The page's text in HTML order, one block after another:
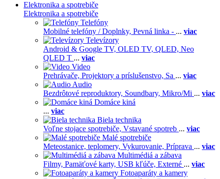
Elektronika a spotrebiče
Elektronika a spotrebiče
Telefóny
Mobilné telefóny / Doplnky, Pevná linka - ... viac
Televízory
Android & Google TV, OLED TV, QLED, Neo
QLED T ... viac
Video
Prehrávače, Projektory a príslušenstvo, Sa ... viac
Audio
Bezdrôtové reproduktory, Soundbary, Mikro/Mi ... viac
Domáce kiná
... viac
Biela technika
Voľne stojace spotrebiče, Vstavané spotreb ... viac
Malé spotrebiče
Meteostanice, teplomery, Vykurovanie, Príprava ... viac
Multimédiá a zábava
Filmy, Pamäťové karty, USB kľúče, Externé ... viac
Fotoaparáty a kamery